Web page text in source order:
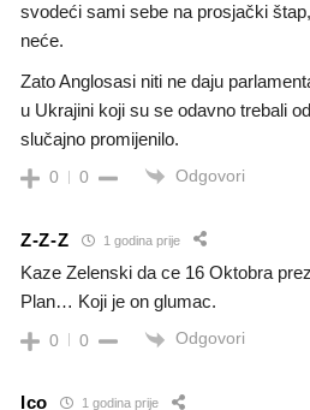
svodeći sami sebe na prosjački
neće.
Zato Anglosasi niti ne daju
u Ukrajini koji su se odavno trebali
slučajno promijenilo.
0 0 Odgovori
Z-Z-Z 1 godina prije
Kaze Zelenski da ce 16 Oktobra
Plan… Koji je on glumac.
0 0 Odgovori
Ico 1 godina prije